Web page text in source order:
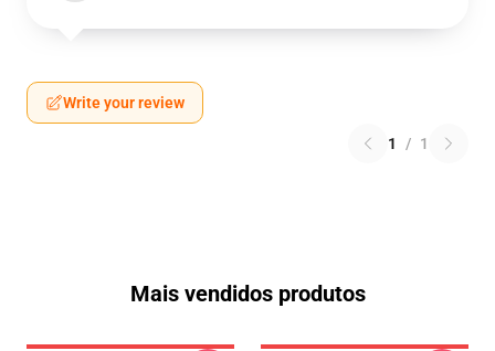
Write your review
1 / 1
Mais vendidos produtos